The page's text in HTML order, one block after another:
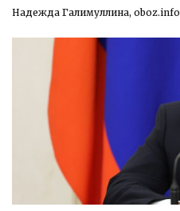
Надежда Галимуллина, oboz.info